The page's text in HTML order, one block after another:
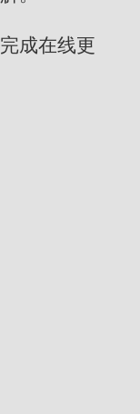
成在线更